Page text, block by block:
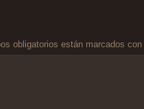
obligatorios están marcados con